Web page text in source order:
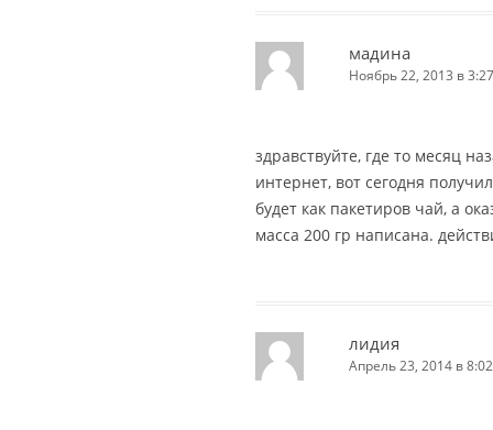
мадина
Ноябрь 22, 2013 в
здравствуйте, где то месяц
интернет, вот сегодня
будет как пакетиров чай, а
масса 200 гр написана.
лидия
Апрель 23, 2014 в